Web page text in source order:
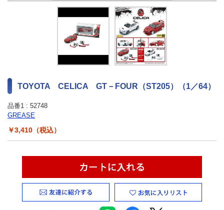
TOYOTA CELICA GT－FOUR（ST205）（1／64）
品番1 : 52748
GREASE
￥3,410（税込）